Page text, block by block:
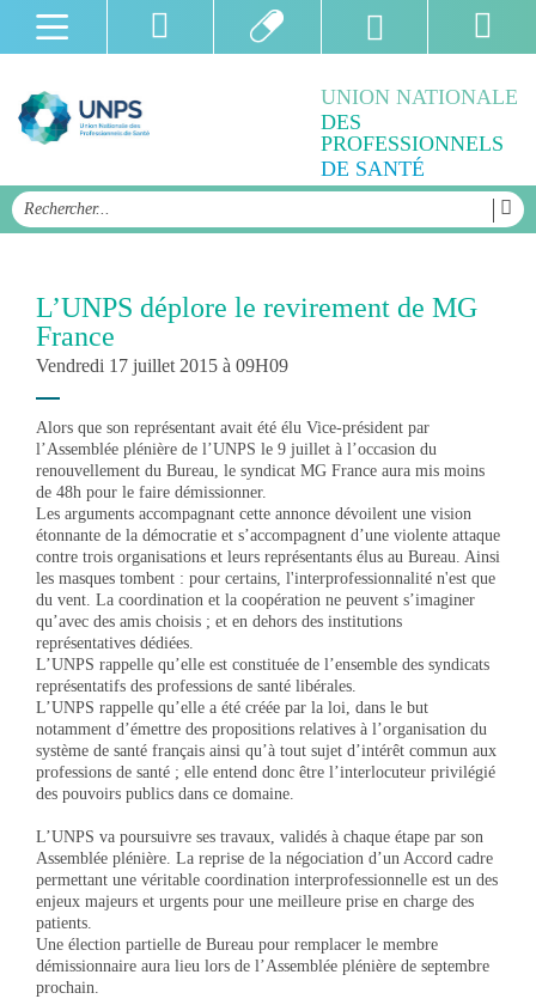
UNION NATIONALE
DES
PROFESSIONNELS
DE SANTÉ
L’UNPS déplore le revirement de MG
France
Vendredi 17 juillet 2015 à 09H09
Alors que son représentant avait été élu Vice-président par
l’Assemblée plénière de l’UNPS le 9 juillet à l’occasion du
renouvellement du Bureau, le syndicat MG France aura mis moins
de 48h pour le faire démissionner.
Les arguments accompagnant cette annonce dévoilent une vision
étonnante de la démocratie et s’accompagnent d’une violente attaque
contre trois organisations et leurs représentants élus au Bureau. Ainsi
les masques tombent : pour certains, l'interprofessionnalité n'est que
du vent. La coordination et la coopération ne peuvent s’imaginer
qu’avec des amis choisis ; et en dehors des institutions
représentatives dédiées.
L’UNPS rappelle qu’elle est constituée de l’ensemble des syndicats
représentatifs des professions de santé libérales.
L’UNPS rappelle qu’elle a été créée par la loi, dans le but
notamment d’émettre des propositions relatives à l’organisation du
système de santé français ainsi qu’à tout sujet d’intérêt commun aux
professions de santé ; elle entend donc être l’interlocuteur privilégié
des pouvoirs publics dans ce domaine.
L’UNPS va poursuivre ses travaux, validés à chaque étape par son
Assemblée plénière. La reprise de la négociation d’un Accord cadre
permettant une véritable coordination interprofessionnelle est un des
enjeux majeurs et urgents pour une meilleure prise en charge des
patients.
Une élection partielle de Bureau pour remplacer le membre
démissionnaire aura lieu lors de l’Assemblée plénière de septembre
prochain.